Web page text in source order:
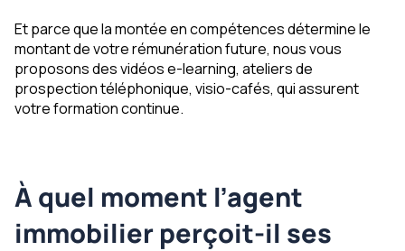
Et parce que la montée en compétences détermine le
montant de votre rémunération future, nous vous
proposons des vidéos e-learning, ateliers de
prospection téléphonique, visio-cafés, qui assurent
votre formation continue.
À quel moment l’agent
immobilier perçoit-il ses